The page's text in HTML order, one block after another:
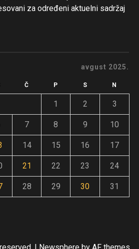
za određeni aktuelni sadržaj
avgust 2025.
Č P S N
1 2 3
7 8 9 10
14 15 16 17
21 22 23 24
28 29 30 31